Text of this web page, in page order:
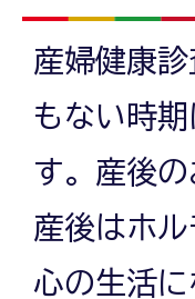
産婦健康
もない時
す。産後
産後はホ
心の生活